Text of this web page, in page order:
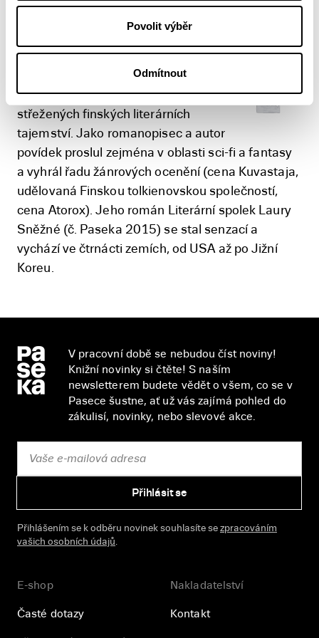
Povolit výběr
Odmítnout
Pasi Ilmari Jääskeläinen
Pasi Ilmari Jääskeläinen (*1966) je
považován za jedno z nejlépe
střežených finských literárních
tajemství. Jako romanopisec a autor
povídek proslul zejména v oblasti sci-fi a fantasy
a vyhrál řadu žánrových ocenění (cena Kuvastaja,
udělovaná Finskou tolkienovskou společností,
cena Atorox). Jeho román Literární spolek Laury
Sněžné (č. Paseka 2015) se stal senzací a
vychází ve čtrnácti zemích, od USA až po Jižní
Koreu.
V pracovní době se nebudou číst noviny!
Knižní novinky si čtěte! S naším
newsletterem budete vědět o všem, co se v
Pasece šustne, ať už vás zajímá pohled do
zákulisí, novinky, nebo slevové akce.
Přihlásit se
Přihlášením se k odběru novinek souhlasíte se zpracováním
vašich osobních údajů.
E-shop
Časté dotazy
Nakladatelství
Kontakt